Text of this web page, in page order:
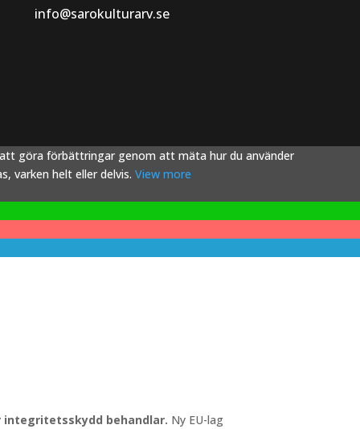
info@sarokulturarv.se
att göra förbättringar genom att mäta hur du använder
varken helt eller delvis. View more
behandlar. Ny EU-lag